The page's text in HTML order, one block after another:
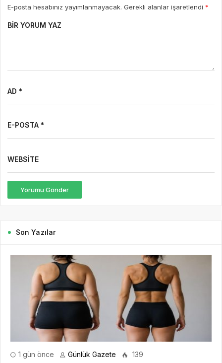
E-posta hesabınız yayımlanmayacak. Gerekli alanlar işaretlendi *
BIR YORUM YAZ
AD *
E-POSTA *
WEBSITE
Yorumu Gönder
Son Yazılar
1 gün önce Günlük Gazete 139